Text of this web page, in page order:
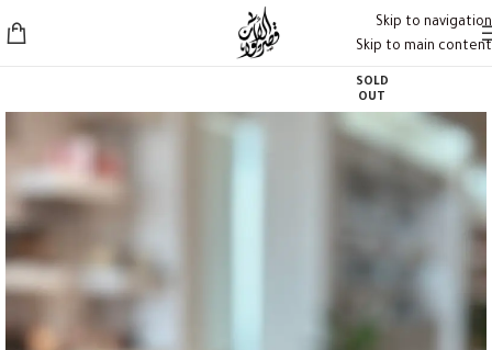
Skip to navigation
Skip to main content
SOLD
OUT